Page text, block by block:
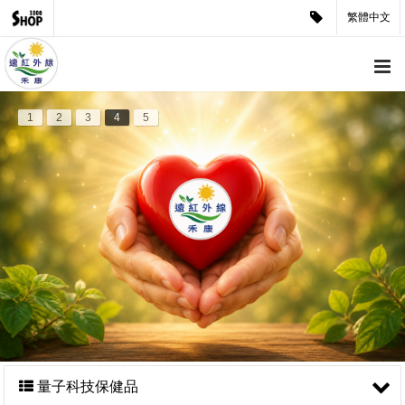
繁體中文
1 2 3 4 5
量子科技保健品